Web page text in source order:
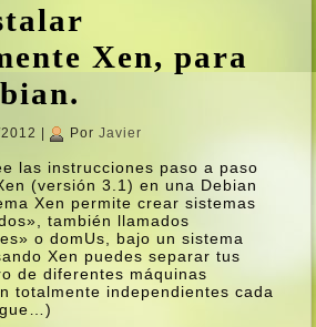
Xen, para
| Por Javier
las instrucciones paso a paso
(versión 3.1) en una Debian
Xen permite crear sistemas
también llamados
o domUs, bajo un sistema
Xen puedes separar tus
de diferentes máquinas
totalmente independientes cada